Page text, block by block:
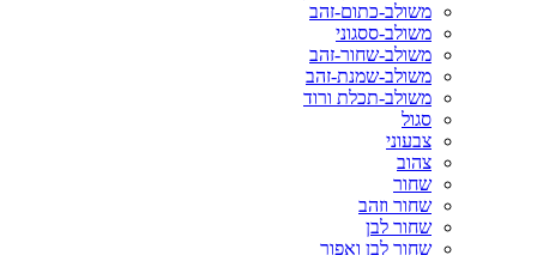
משולב-כתום-זהב
משולב-ססגוני
משולב-שחור-זהב
משולב-שמנת-זהב
משולב-תכלת ורוד
סגול
צבעוני
צהוב
שחור
שחור וזהב
שחור לבן
שחור לבן ואפור